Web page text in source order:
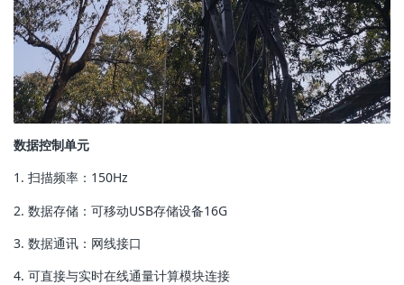
数据控制单元
1. 扫描频率：150Hz
2. 数据存储：可移动USB存储设备16G
3. 数据通讯：网线接口
4. 可直接与实时在线通量计算模块连接